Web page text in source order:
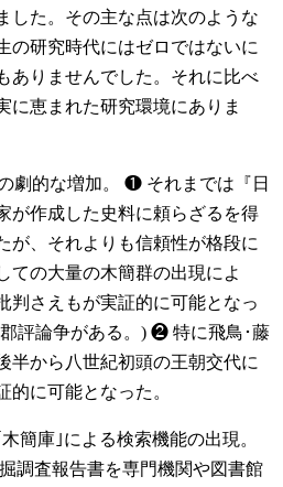
した。その主な点は次のような
の研究時代にはゼロではないに
ありませんでした。それに比べ
に恵まれた研究環境にありま
劇的な増加。
❶ それまでは『日
が作成した史料に頼らざるを得
が、それよりも信頼性が格段に
ての大量の木簡群の出現によ
判さえもが実証的に可能となっ
評論争がある。) ❷ 特に飛鳥･藤
半から八世紀初頭の王朝交代に
的に可能となった。
簡庫｣による検索機能の出現。
調査報告書を専門機関や図書館